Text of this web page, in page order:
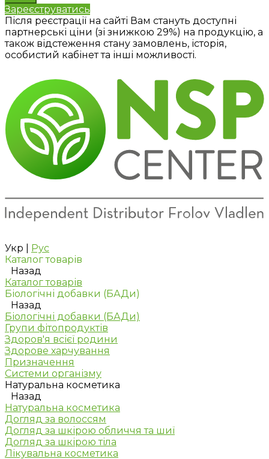
Зареєструватись
Після реєстрації на сайті Вам стануть доступні
партнерські ціни (зі знижкою 29%) на продукцію, а
також відстеження стану замовлень, історія,
особистий кабінет та інші можливості.
Укр
Рус
Каталог товарів
Назад
Каталог товарів
Біологічні добавки (БАДи)
Назад
Біологічні добавки (БАДи)
Групи фітопродуктів
Здоров'я всієї родини
Здорове харчування
Призначення
Системи організму
Натуральна косметика
Назад
Натуральна косметика
Догляд за волоссям
Догляд за шкірою обличчя та шиї
Догляд за шкірою тіла
Лікувальна косметика